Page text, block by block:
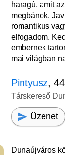
haragú, amit
megbánok.
romantikus
elfogadom.
embernek
mai világban
Pintyusz, 44
Társkereső
Üzenet
Dunaújváros